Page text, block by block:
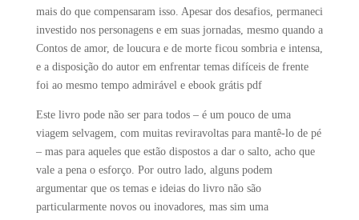
mais do que compensaram isso. Apesar dos desafios, permaneci
investido nos personagens e em suas jornadas, mesmo quando a
Contos de amor, de loucura e de morte ficou sombria e intensa,
e a disposição do autor em enfrentar temas difíceis de frente
foi ao mesmo tempo admirável e ebook grátis pdf
Este livro pode não ser para todos – é um pouco de uma
viagem selvagem, com muitas reviravoltas para mantê-lo de pé
– mas para aqueles que estão dispostos a dar o salto, acho que
vale a pena o esforço. Por outro lado, alguns podem
argumentar que os temas e ideias do livro não são
particularmente novos ou inovadores, mas sim uma